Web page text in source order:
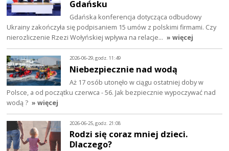
Gdańsku
Gdańska konferencja dotycząca odbudowy
Ukrainy zakończyła się podpisaniem 15 umów z polskimi firmami. Czy
nierozliczenie Rzezi Wołyńskiej wpływa na relacje… » więcej
2026-06-29, godz. 11:49
Niebezpiecznie nad wodą
Aż 17 osób utonęło w ciągu ostatniej doby w
Polsce, a od początku czerwca - 56. Jak bezpiecznie wypoczywać nad
wodą ? » więcej
2026-06-25, godz. 21:08
Rodzi się coraz mniej dzieci.
Dlaczego?